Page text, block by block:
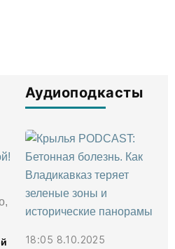
Аудиоподкасты
18:05 8.10.2025